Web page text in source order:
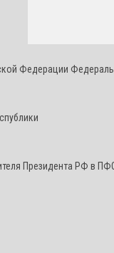
Федерации
Президента РФ в